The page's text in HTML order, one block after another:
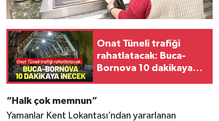
Onat Tüneli trafiği
rahatlatacak: Buca-
Bornova 10 dakikaya
“Halk çok memnun”
Yamanlar Kent Lokantası’ndan yararlanan